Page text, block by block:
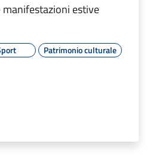
manifestazioni estive
Patrimonio culturale